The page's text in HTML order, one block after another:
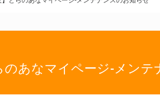
のあなマイページ-メン